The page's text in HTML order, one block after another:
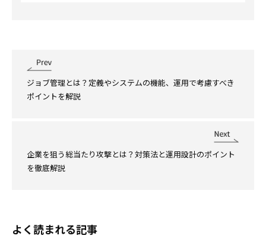
ジョブ管理とは？定義やシステムの機能、運用で考慮すべき
ポイントを解説
企業を狙う総当たり攻撃とは？対策法と運用設計のポイント
を徹底解説
よく読まれる記事